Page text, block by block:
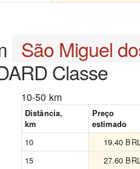
São Miguel
Classe
10-50 km
Distância,
km
Preço
estimado
10
19.40
15
27.60